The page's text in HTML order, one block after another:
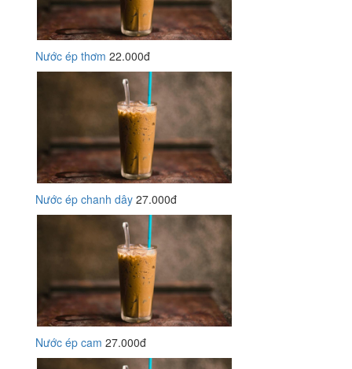
Nước ép thơm 22.000đ
Nước ép chanh dây 27.000đ
Nước ép cam 27.000đ